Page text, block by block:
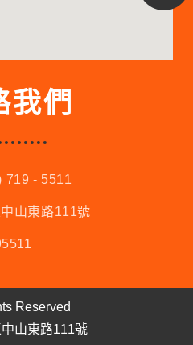
我們
719 - 5511
山東路111號
Reserved
山東路111號